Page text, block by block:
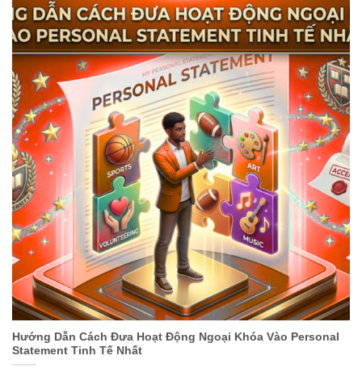
Hướng Dẫn Cách Đưa Hoạt Động Ngoại Khóa Vào Personal
Statement Tinh Tế Nhất